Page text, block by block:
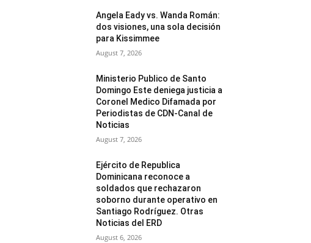
Angela Eady vs. Wanda Román:
dos visiones, una sola decisión
para Kissimmee
August 7, 2026
Ministerio Publico de Santo
Domingo Este deniega justicia a
Coronel Medico Difamada por
Periodistas de CDN-Canal de
Noticias
August 7, 2026
Ejército de Republica
Dominicana reconoce a
soldados que rechazaron
soborno durante operativo en
Santiago Rodríguez. Otras
Noticias del ERD
August 6, 2026